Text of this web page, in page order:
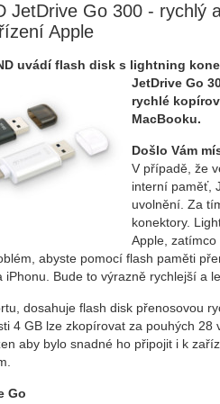
JetDrive Go 300 - rychlý
Apple
uvádí flash disk s lightning
JetDrive Go 3
rychlé
MacBooku.
Došlo Vám
V případě, že
interní paměť,
uvolnění. Za
konektory.
Apple,
abyste pomocí flash paměti
iPhonu. Bude to výrazně rychlejší a
dosahuje flash disk přenosovou
4 GB lze zkopírovat za pouhých
aby bylo snadné ho připojit i k
Go